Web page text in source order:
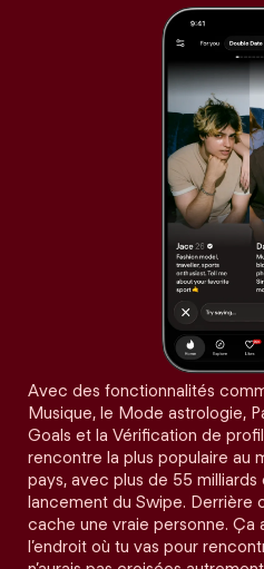
Avec des fonctionnalités
Musique, le Mode astrologie,
Goals et la Vérification de
rencontre la plus populaire au
pays, avec plus de 55
lancement du Swipe. Derrière
cache une vraie personne. Ça
l’endroit où tu vas pour